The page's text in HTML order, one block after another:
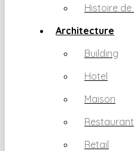
Histoire de
Architecture
Building
Hotel
Maison
Restaurant
Retail